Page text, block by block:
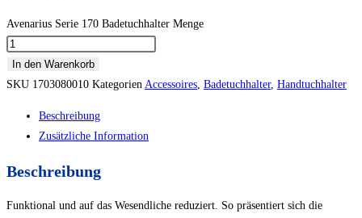
Avenarius Serie 170 Badetuchhalter Menge
In den Warenkorb
SKU 1703080010 Kategorien Accessoires, Badetuchhalter, Handtuchhalter
Beschreibung
Zusätzliche Information
Beschreibung
Funktional und auf das Wesendliche reduziert. So präsentiert sich die